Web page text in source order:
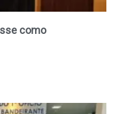
como